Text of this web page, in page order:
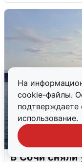
На
cookie-файлы.
подтверждаете
использование.
В Сочи сняли